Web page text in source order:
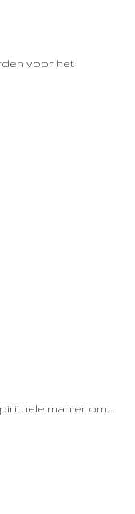
voor het
manier om…